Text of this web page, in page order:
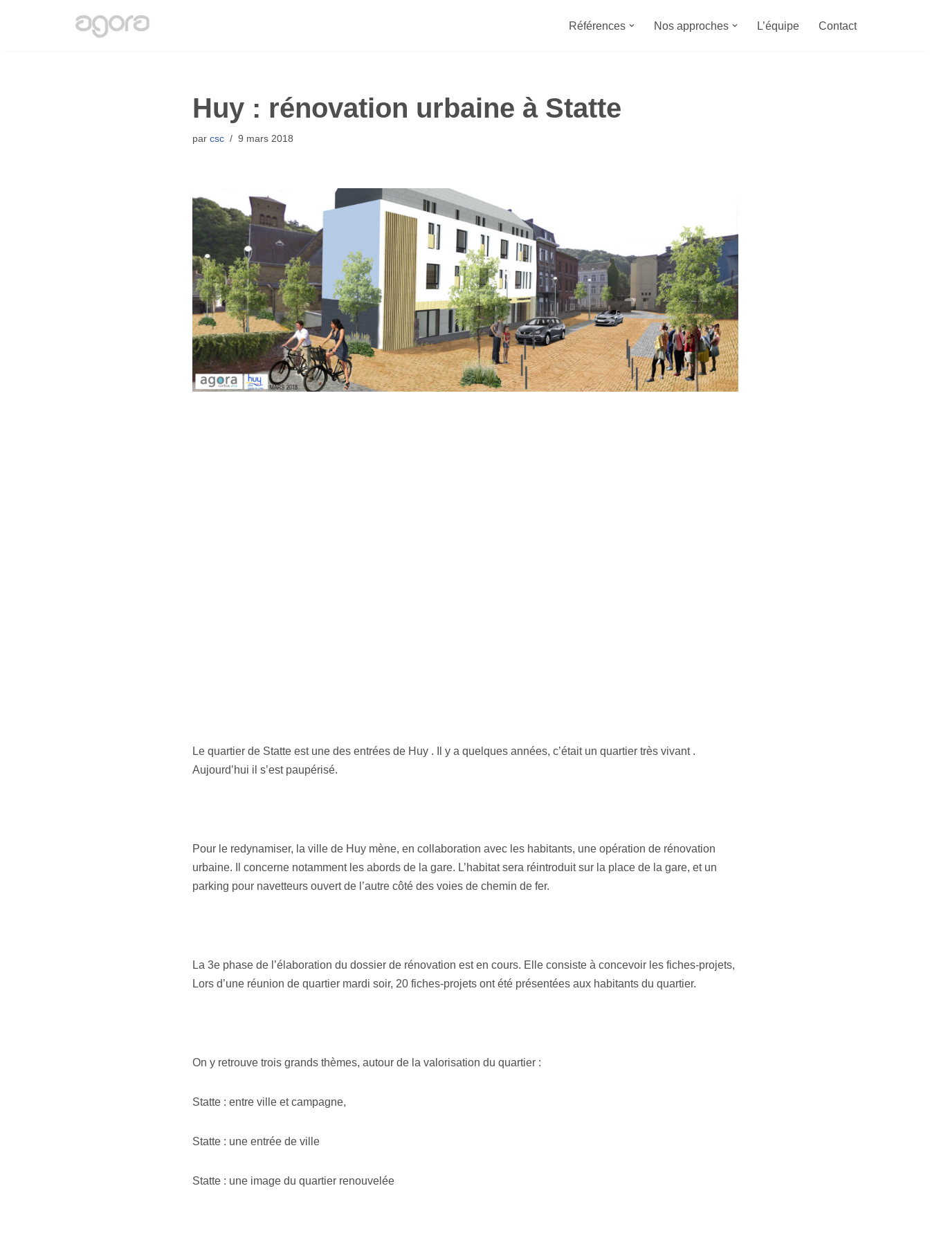
Références Nos approches L’équipe Contact
Huy : rénovation urbaine à Statte
par csc 9 mars 2018
Le quartier de Statte est une des entrées de Huy . Il y a quelques années, c’était un quartier très vivant .
Aujourd’hui il s’est paupérisé.
Pour le redynamiser, la ville de Huy mène, en collaboration avec les habitants, une opération de rénovation
urbaine. Il concerne notamment les abords de la gare. L’habitat sera réintroduit sur la place de la gare, et un
parking pour navetteurs ouvert de l’autre côté des voies de chemin de fer.
La 3e phase de l’élaboration du dossier de rénovation est en cours. Elle consiste à concevoir les fiches-projets,
Lors d’une réunion de quartier mardi soir, 20 fiches-projets ont été présentées aux habitants du quartier.
On y retrouve trois grands thèmes, autour de la valorisation du quartier :
Statte : entre ville et campagne,
Statte : une entrée de ville
Statte : une image du quartier renouvelée